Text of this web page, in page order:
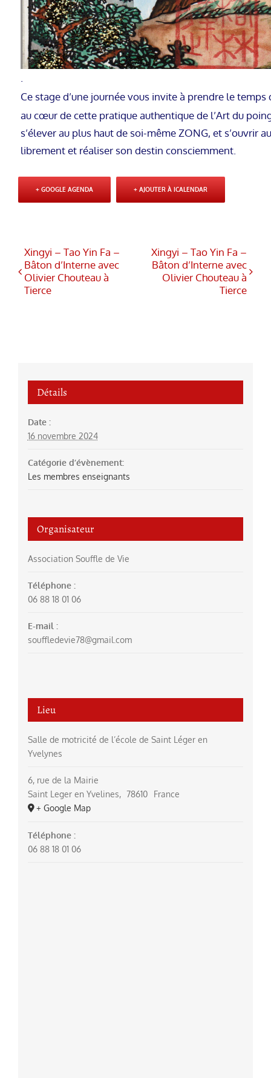
Ce stage d’une journée vous invite à prendre le
au cœur de cette pratique authentique de l’Art du
s’élever au plus haut de soi-même ZONG, et s’ouvrir
librement et réaliser son destin consciemment.
+ GOOGLE AGENDA + AJOUTER À ICALENDAR
Xingyi – Tao Yin Fa –
Bâton d’Interne avec
Olivier Chouteau à
Tierce
Xingyi – Tao Yin Fa –
Bâton d’Interne avec
Olivier Chouteau à
Tierce
Détails
Date :
16 novembre 2024
Catégorie d’évènement:
Les membres enseignants
Organisateur
Association Souffle de Vie
Téléphone :
06 88 18 01 06
E-mail :
souffledevie78@gmail.com
Lieu
Salle de motricité de l’école de Saint Léger en
Yvelynes
6, rue de la Mairie
Saint Leger en Yvelines, 78610
France
+ Google Map
Téléphone :
06 88 18 01 06